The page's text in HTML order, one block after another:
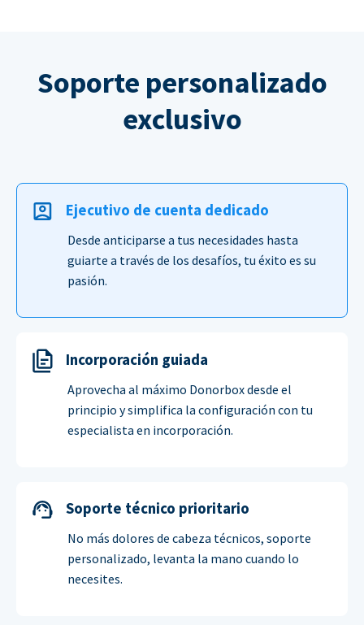
Soporte personalizado
exclusivo
Ejecutivo de cuenta dedicado
Desde anticiparse a tus necesidades hasta
guiarte a través de los desafíos, tu éxito es su
pasión.
Incorporación guiada
Aprovecha al máximo Donorbox desde el
principio y simplifica la configuración con tu
especialista en incorporación.
Soporte técnico prioritario
No más dolores de cabeza técnicos, soporte
personalizado, levanta la mano cuando lo
necesites.